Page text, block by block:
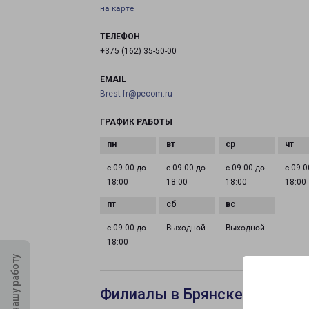
на карте
ТЕЛЕФОН
+375 (162) 35-50-00
EMAIL
Brest-fr@pecom.ru
ГРАФИК РАБОТЫ
с 09:00 до
18:00
с 09:00 до
18:00
с 09:00 до
18:00
с
18:00
с 09:00 до
18:00
Выходной Выходной
Филиалы в Брянске